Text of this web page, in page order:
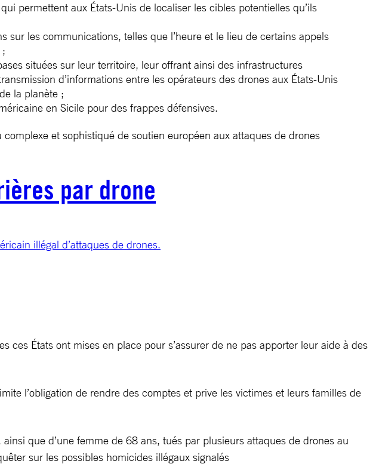
permettent aux États-Unis de localiser les cibles potentielles qu’ils
sur les communications, telles que l’heure et le lieu de certains appels
situées sur leur territoire, leur offrant ainsi des infrastructures
d’informations entre les opérateurs des drones aux États-Unis
la planète ;
en Sicile pour des frappes défensives.
et sophistiqué de soutien européen aux attaques de drones
par drone
illégal d’attaques de drones.
États ont mises en place pour s’assurer de ne pas apporter leur aide à des
l’obligation de rendre des comptes et prive les victimes et leurs familles de
que d’une femme de 68 ans, tués par plusieurs attaques de drones au
sur les possibles homicides illégaux signalés